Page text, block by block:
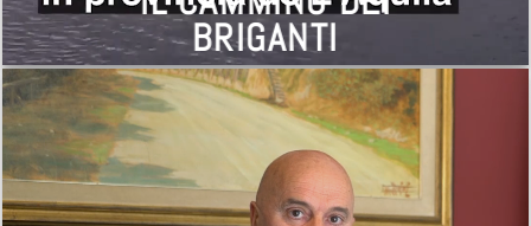
BRIGANTI